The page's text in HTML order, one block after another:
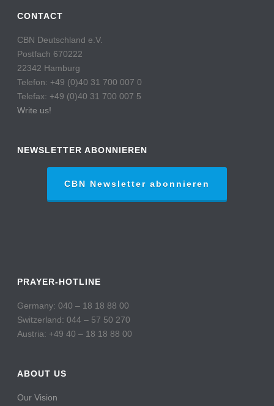
CONTACT
CBN Deutschland e.V.
Postfach 670222
22342 Hamburg
Telefon: +49 (0)40 31 700 007 0
Telefax: +49 (0)40 31 700 007 5
Write us!
NEWSLETTER ABONNIEREN
CBN Newsletter abonnieren
PRAYER-HOTLINE
Germany: 040 – 18 18 88 00
Switzerland: 044 – 57 50 270
Austria: +49 40 – 18 18 88 00
ABOUT US
Our Vision